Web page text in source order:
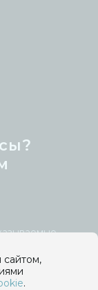
и
улучшения
тела и лица
сайтом,
.